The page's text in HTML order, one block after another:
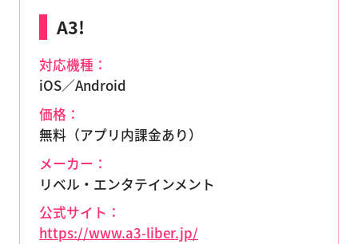
A3!
対応機種：
iOS／Android
価格：
無料（アプリ内課金あり）
メーカー：
リベル・エンタテインメント
公式サイト：
https://www.a3-liber.jp/